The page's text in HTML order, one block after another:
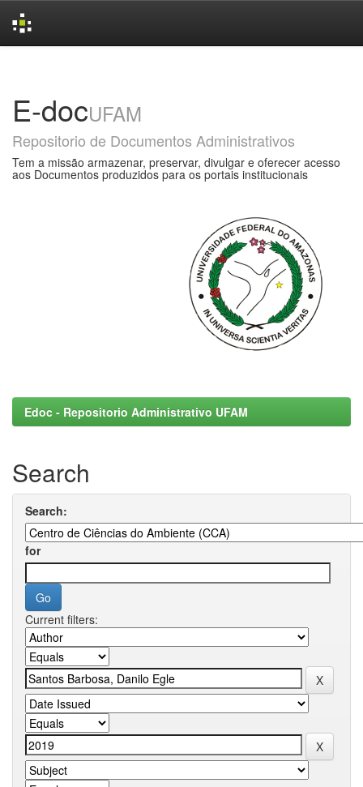
E-docUFAM
Repositorio de Documentos Administrativos
Tem a missão armazenar, preservar, divulgar e oferecer acesso
aos Documentos produzidos para os portais institucionais
Edoc - Repositorio Administrativo UFAM
Search
Search:
for
Current filters: